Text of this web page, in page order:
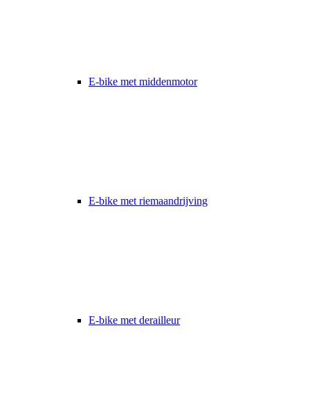
E-bike met middenmotor
E-bike met riemaandrijving
E-bike met derailleur